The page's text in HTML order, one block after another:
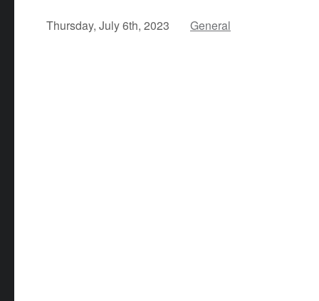
Thursday, July 6th, 2023 General